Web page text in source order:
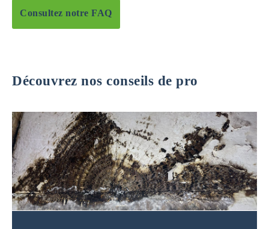
Consultez notre FAQ
Découvrez nos conseils de pro